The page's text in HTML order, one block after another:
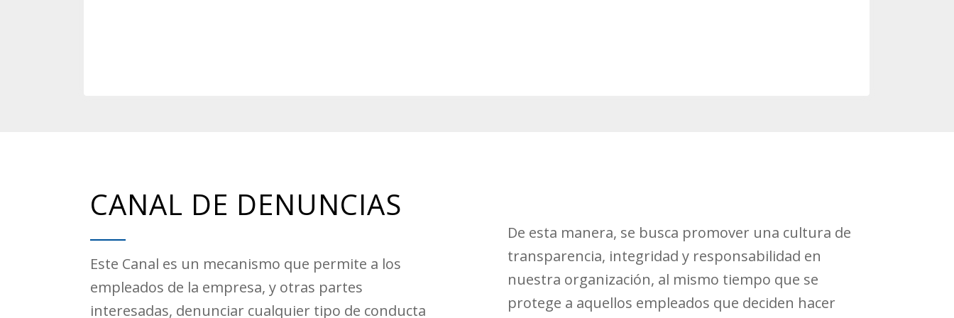
CANAL DE DENUNCIAS
Este Canal es un mecanismo que permite a los
empleados de la empresa, y otras partes
interesadas, denunciar cualquier tipo de conducta
De esta manera, se busca promover una cultura de
transparencia, integridad y responsabilidad en
nuestra organización, al mismo tiempo que se
protege a aquellos empleados que deciden hacer